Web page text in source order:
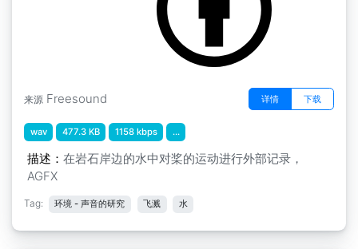
来源 Freesound 详情 下载
wav 477.3 KB 1158 kbps ...
描述： 在岩石岸边的水中对桨的运动进行外部记录，
AGFX
Tag: 环境 - 声音的研究 飞溅 水